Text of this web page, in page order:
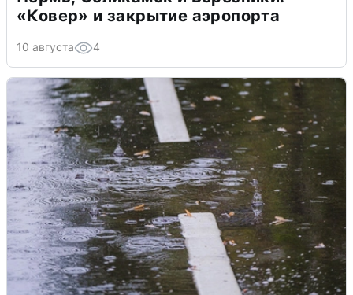
«Ковер» и закрытие аэропорта
10 августа 4